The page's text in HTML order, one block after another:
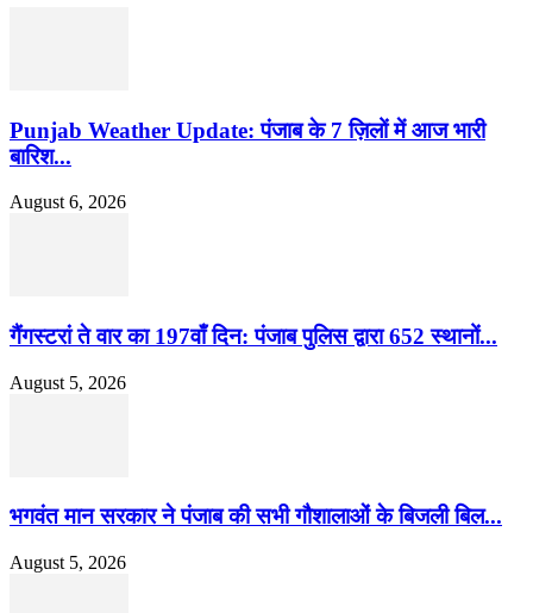
Punjab Weather Update: पंजाब के 7 ज़िलों में आज भारी
बारिश...
August 6, 2026
गैंगस्टरां ते वार का 197वाँ दिन: पंजाब पुलिस द्वारा 652 स्थानों...
August 5, 2026
भगवंत मान सरकार ने पंजाब की सभी गौशालाओं के बिजली बिल...
August 5, 2026